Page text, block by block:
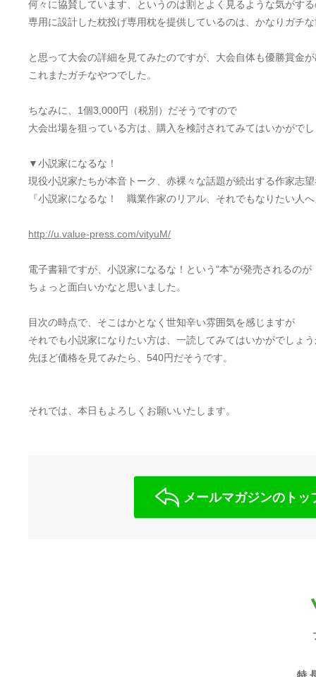
何々に協賛しています、というのは割とよく見るような気がす
専用に設計した枕投げ専用枕を提供しているのは、かなりガチ
と思って大会の詳細を見てみたのですが、大会自体も優勝賞金
これまたガチなやつでした。
ちなみに、1個3,000円（税別）だそうですので
大会出場を狙っている方は、購入を検討されてみてはいかがで
▼小説家になるな！
現役小説家たちが本音トーク、赤裸々な話題が続出する作家志
『小説家になるな！ 職業作家のリアル、それでもなりたい人
http://u.value-press.com/vityuM/
電子書籍ですが、小説家になるな！という"本"が発売されるのが
ちょっと面白いかなと思いました。
目次の時点で、そこはかとなく世知辛い雰囲気を感じますが
それでも小説家になりたい方は、一読してみてはいかがでしょ
先ほど価格を見てみたら、540円だそうです。
それでは、本日もよろしくお願いいたします。
メールマガジンのトッ